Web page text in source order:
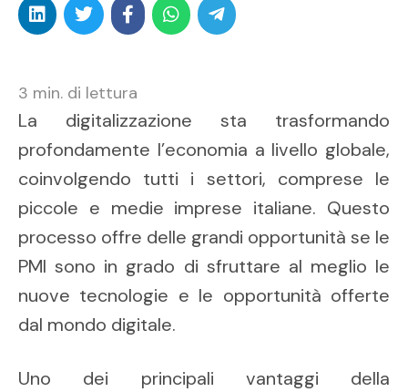
3 min. di lettura
La digitalizzazione sta trasformando
profondamente l’economia a livello globale,
coinvolgendo tutti i settori, comprese le
piccole e medie imprese italiane. Questo
processo offre delle grandi opportunità se le
PMI sono in grado di sfruttare al meglio le
nuove tecnologie e le opportunità offerte
dal mondo digitale.
Uno dei principali vantaggi della